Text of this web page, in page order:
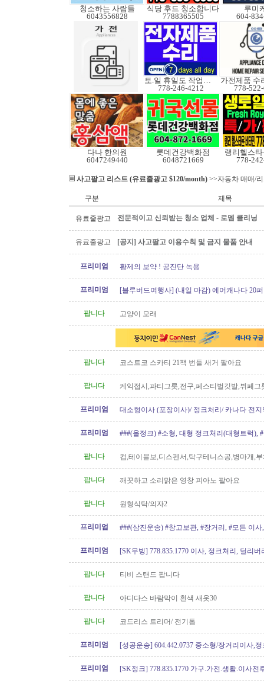
청소하는 사람들
6043556828
식당 후드 청소합니다
7788365505
루미
604-
토.일 휴일도 작업가능
778-246-4212
778-
다나 한의원
6047249440
롯데건강백화점
6048721669
랭리헬스
778-
사고팔고 리스트 (유료줄광고 $120/month) >>자동차 매매/
구분 제목
유료줄광고 전문적이고 신뢰받는 청소 업체 - 로뎀 클리닝
유료줄광고 [공지] 사고팔고 이용수칙 및 금지 물품 안내
프리미엄 황제의 보약 ! 공진단 녹용
프리미엄
[블루버드여행사] (내일 마감) 에어캐나다 20
팝니다
고양이 모래
팝니다 코스트코 스카티 21팩 번들 새거 팔아요
팝니다 케익접시,파티그릇,전구,페스티벌깃발,뷔페그
프리미엄
대소형이사 (포장이사)/ 정크처리/ 카나다 전
프리미엄
###(올정크) #소형, 대형 정크처리(대형트럭),
팝니다
컵,테이블보,디스펜서,탁구테니스공,병마개,
팝니다
깨끗하고 소리맑은 영창 피아노 팔아요
팝니다 원형식탁/의자2
프리미엄 ###(삼진운송) #창고보관, #장거리, #모든 이사
프리미엄 [SK무빙] 778.835.1770 이사, 정크처리, 딜리버
팝니다 티비 스탠드 팝니다
팝니다 아디다스 바람막이 흰색 새옷30
팝니다 코드리스 트리머/ 전기톱
프리미엄
[성공운송] 604.442.0737 중소형/장거리이사,
프리미엄
[SK정크] 778.835.1770 가구.가전.생활.이사전